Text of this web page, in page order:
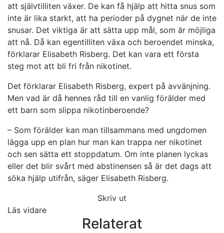
att självtilliten växer. De kan få hjälp att hitta snus som
inte är lika starkt, att ha perioder på dygnet när de inte
snusar. Det viktiga är att sätta upp mål, som är möjliga
att nå. Då kan egentilliten växa och beroendet minska,
förklarar Elisabeth Risberg. Det kan vara ett första
steg mot att bli fri från nikotinet.
Det förklarar Elisabeth Risberg, expert på avvänjning.
Men vad är då hennes råd till en vanlig förälder med
ett barn som slippa nikotinberoende?
– Som förälder kan man tillsammans med ungdomen
lägga upp en plan hur man kan trappa ner nikotinet
och sen sätta ett stoppdatum. Om inte planen lyckas
eller det blir svårt med abstinensen så är det dags att
söka hjälp utifrån, säger Elisabeth Risberg.
Skriv ut
Läs vidare
Relaterat